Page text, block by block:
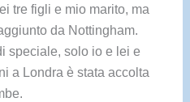
tre figli e mio marito, ma
da Nottingham.
speciale, solo io e lei e
a Londra è stata accolta